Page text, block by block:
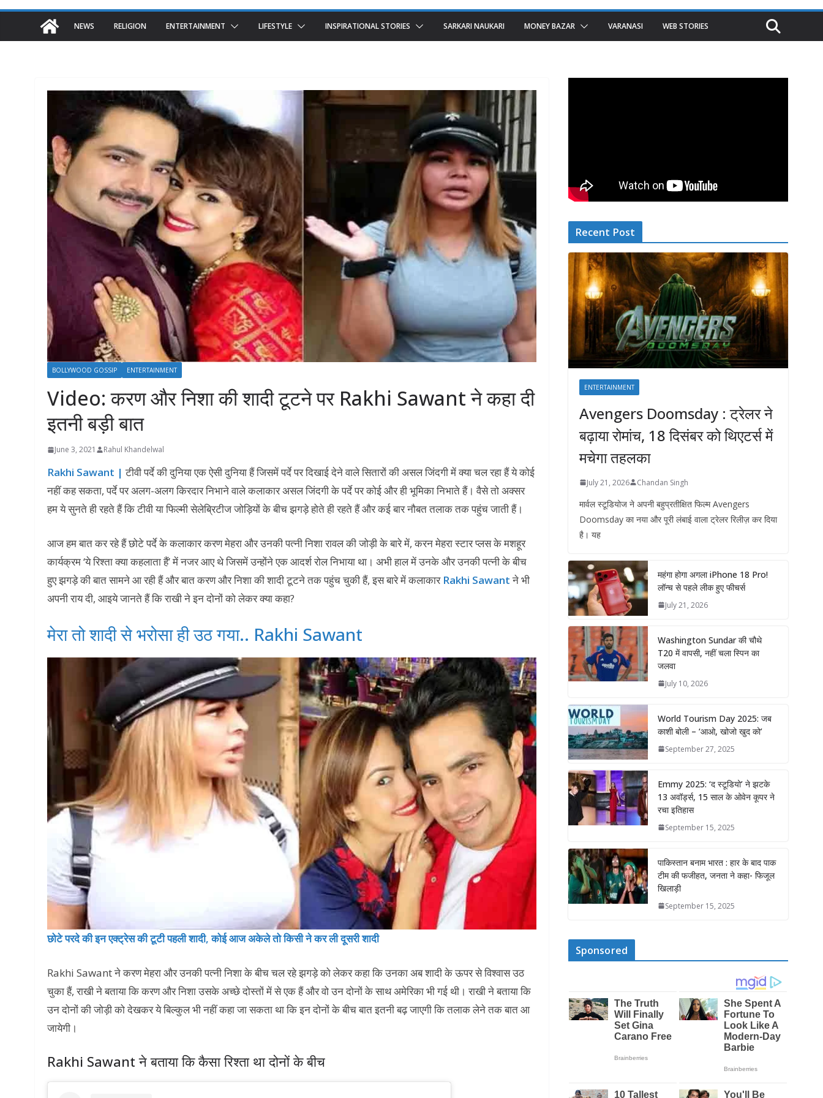
NEWS RELIGION ENTERTAINMENT LIFESTYLE INSPIRATIONAL STORIES SARKARI NAUKARI MONEY BAZAR VARANASI WEB STORIES
BOLLYWOOD GOSSIP ENTERTAINMENT
Video: करण और निशा की शादी टूटने पर Rakhi Sawant ने कहा दी
इतनी बड़ी बात
June 3, 2021 Rahul Khandelwal
Rakhi Sawant | टीवी पर्दे की दुनिया एक ऐसी दुनिया हैं जिसमें पर्दे पर दिखाई देने वाले सितारों की असल जिंदगी में क्या चल रहा हैं ये कोई
नहीं कह सकता, पर्दे पर अलग-अलग किरदार निभाने वाले कलाकार असल जिंदगी के पर्दे पर कोई और ही भूमिका निभाते हैं। वैसे तो अक्सर
हम ये सुनते ही रहते हैं कि टीवी या फिल्मी सेलेब्रिटीज जोड़ियों के बीच झगड़े होते ही रहते हैं और कई बार नौबत तलाक तक पहुंच जाती हैं।
आज हम बात कर रहे हैं छोटे पर्दे के कलाकार करण मेहरा और उनकी पत्नी निशा रावल की जोड़ी के बारे में, करन मेहरा स्टार प्लस के मशहूर
कार्यक्रम ‘ये रिश्ता क्या कहलाता हैं’ में नजर आए थे जिसमें उन्होंने एक आदर्श रोल निभाया था। अभी हाल में उनके और उनकी पत्नी के बीच
हुए झगड़े की बात सामने आ रही हैं और बात करण और निशा की शादी टूटने तक पहुंच चुकी हैं, इस बारे में कलाकार Rakhi Sawantने भी
अपनी राय दी, आइये जानते हैं कि राखी ने इन दोनों को लेकर क्या कहा?
मेरा तो शादी से भरोसा ही उठ गया.. Rakhi Sawant
छोटे परदे की इन एक्ट्रेस की टूटी पहली शादी, कोई आज अकेले तो किसी ने कर ली दूसरी शादी
Rakhi Sawant ने करण मेहरा और उनकी पत्नी निशा के बीच चल रहे झगड़े को लेकर कहा कि उनका अब शादी के ऊपर से विश्वास उठ
चुका हैं, राखी ने बताया कि करण और निशा उसके अच्छे दोस्तों में से एक हैं और वो उन दोनों के साथ अमेरिका भी गई थी। राखी ने बताया कि
उन दोनों की जोड़ी को देखकर ये बिल्कुल भी नहीं कहा जा सकता था कि इन दोनों के बीच बात इतनी बढ़ जाएगी कि तलाक लेने तक बात आ
जायेगी।
Rakhi Sawant ने बताया कि कैसा रिश्ता था दोनों के बीच
Recent Post
ENTERTAINMENT
Avengers Doomsday : ट्रेलर ने
बढ़ाया रोमांच, 18 दिसंबर को थिएटर्स में
मचेगा तहलका
July 21, 2026 Chandan Singh
मार्वल स्टूडियोज ने अपनी बहुप्रतीक्षित फिल्म Avengers
Doomsday का नया और पूरी लंबाई वाला ट्रेलर रिलीज़ कर दिया
है। यह
महंगा होगा अगला iPhone 18 Pro!
लॉन्च से पहले लीक हुए फीचर्स
July 21, 2026
Washington Sundar की चौथे
T20 में वापसी, नहीं चला स्पिन का
जलवा
July 10, 2026
World Tourism Day 2025: जब
काशी बोली – ‘आओ, खोजो खुद को’
September 27, 2025
Emmy 2025: ‘द स्टूडियो’ ने झटके
13 अवॉर्ड्स, 15 साल के ओवेन कूपर ने
रचा इतिहास
September 15, 2025
पाकिस्तान बनाम भारत : हार के बाद पाक
टीम की फजीहत, जनता ने कहा- फिजूल
खिलाड़ी
September 15, 2025
Sponsored